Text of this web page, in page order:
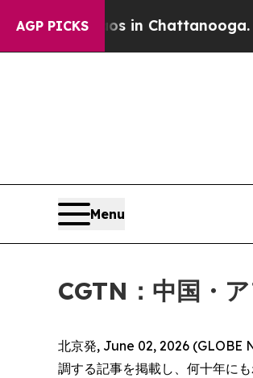
AGP PICKS
Chaos in Chattanooga.
Menu
CGTN：中国・
北京発, June 02, 2026 (GLOBE
調する記事を掲載し、何十年に